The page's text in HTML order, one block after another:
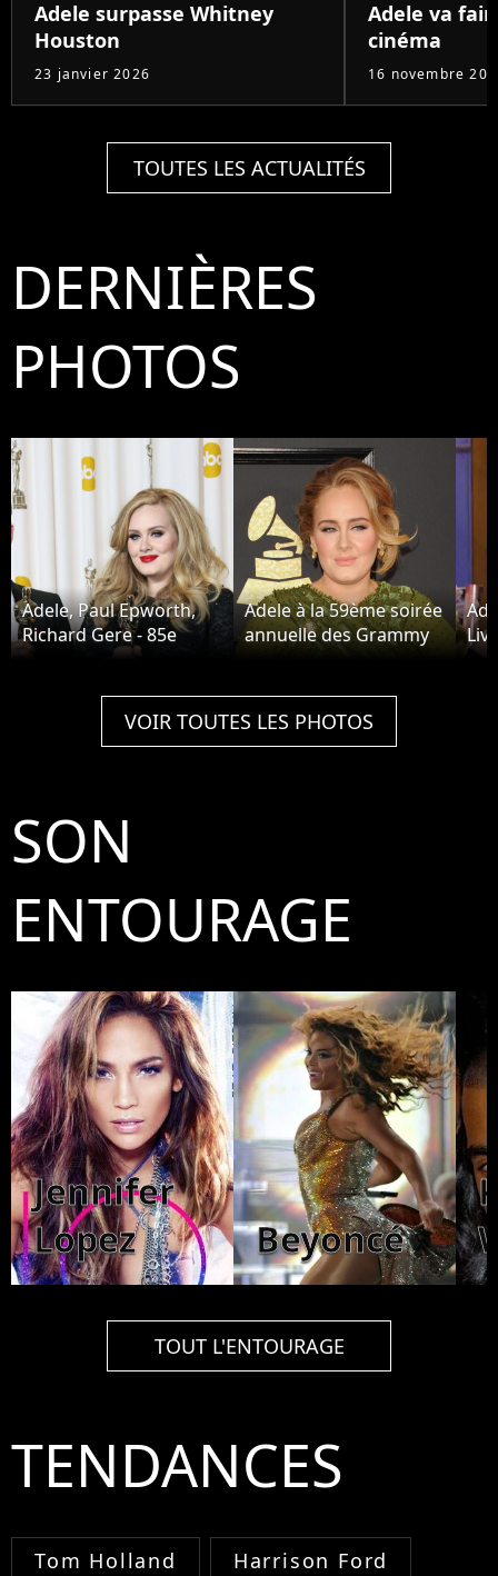
Adele surpasse Whitney
Houston
23 janvier 2026
Adele va
cinéma
16 novembre
TOUTES LES ACTUALITÉS
DERNIÈRES
PHOTOS
Adele, Paul Epworth,
Richard Gere - 85e
ceremonie des Oscars
Adele à la 59ème soirée
annuelle des Grammy
Awards au théâtre
2017
VOIR TOUTES LES PHOTOS
SON
ENTOURAGE
Jennifer
Lopez
Beyoncé
TOUT L'ENTOURAGE
TENDANCES
Tom Holland Harrison Ford